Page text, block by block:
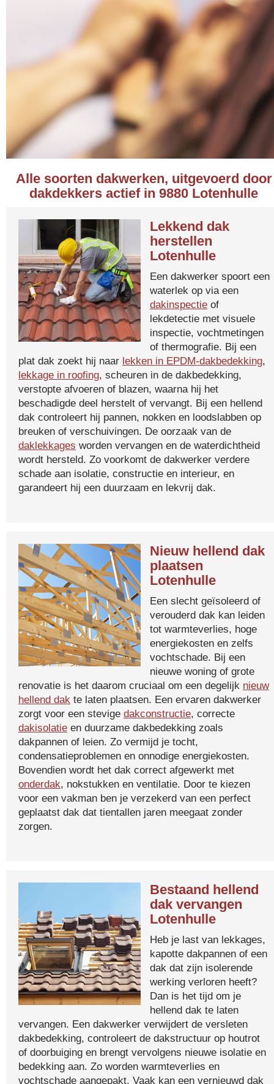
Alle soorten dakwerken, uitgevoerd door
dakdekkers actief in 9880 Lotenhulle
Lekkend dak
herstellen
Lotenhulle
Een dakwerker spoort een
waterlek op via een
dakinspectie of
lekdetectie met visuele
inspectie, vochtmetingen
of thermografie. Bij een
plat dak zoekt hij naar lekken in EPDM-dakbedekking,
lekkage in roofing, scheuren in de dakbedekking,
verstopte afvoeren of blazen, waarna hij het
beschadigde deel herstelt of vervangt. Bij een hellend
dak controleert hij pannen, nokken en loodslabben op
breuken of verschuivingen. De oorzaak van de
daklekkages worden vervangen en de waterdichtheid
wordt hersteld. Zo voorkomt de dakwerker verdere
schade aan isolatie, constructie en interieur, en
garandeert hij een duurzaam en lekvrij dak.
Nieuw hellend dak
plaatsen
Lotenhulle
Een slecht geïsoleerd of
verouderd dak kan leiden
tot warmteverlies, hoge
energiekosten en zelfs
vochtschade. Bij een
nieuwe woning of grote
renovatie is het daarom cruciaal om een degelijk nieuw
hellend dak te laten plaatsen. Een ervaren dakwerker
zorgt voor een stevige dakconstructie, correcte
dakisolatie en duurzame dakbedekking zoals
dakpannen of leien. Zo vermijd je tocht,
condensatieproblemen en onnodige energiekosten.
Bovendien wordt het dak correct afgewerkt met
onderdak, nokstukken en ventilatie. Door te kiezen
voor een vakman ben je verzekerd van een perfect
geplaatst dak dat tientallen jaren meegaat zonder
zorgen.
Bestaand hellend
dak vervangen
Lotenhulle
Heb je last van lekkages,
kapotte dakpannen of een
dak dat zijn isolerende
werking verloren heeft?
Dan is het tijd om je
hellend dak te laten
vervangen. Een dakwerker verwijdert de versleten
dakbedekking, controleert de dakstructuur op houtrot
of doorbuiging en brengt vervolgens nieuwe isolatie en
bedekking aan. Zo worden warmteverlies en
vochtschade aangepakt. Vaak kan een vernieuwd dak